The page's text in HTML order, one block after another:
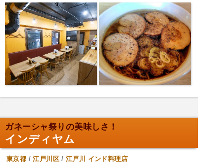
ガネーシャ祭りの美味しさ！
インディヤム
東京都 /江戸川区/江戸川 インド料理店